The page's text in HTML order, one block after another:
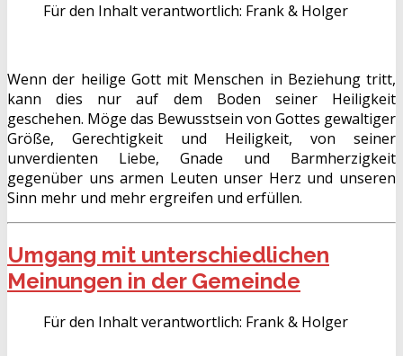
Für den Inhalt verantwortlich: Frank & Holger
Wenn der heilige Gott mit Menschen in Beziehung tritt,
kann dies nur auf dem Boden seiner Heiligkeit
geschehen. Möge das Bewusstsein von Gottes gewaltiger
Größe, Gerechtigkeit und Heiligkeit, von seiner
unverdienten Liebe, Gnade und Barmherzigkeit
gegenüber uns armen Leuten unser Herz und unseren
Sinn mehr und mehr ergreifen und erfüllen.
Umgang mit unterschiedlichen
Meinungen in der Gemeinde
Für den Inhalt verantwortlich: Frank & Holger